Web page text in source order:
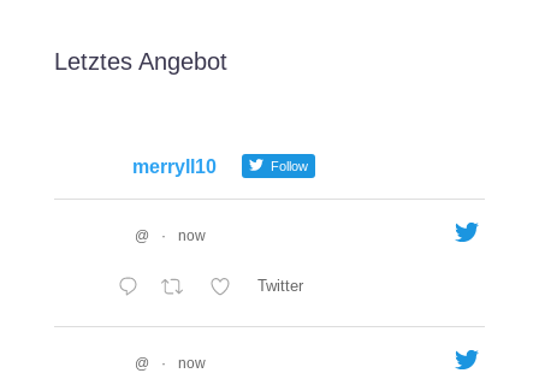
Letztes Angebot
merryll10 Follow
@ · now
Twitter
@ · now